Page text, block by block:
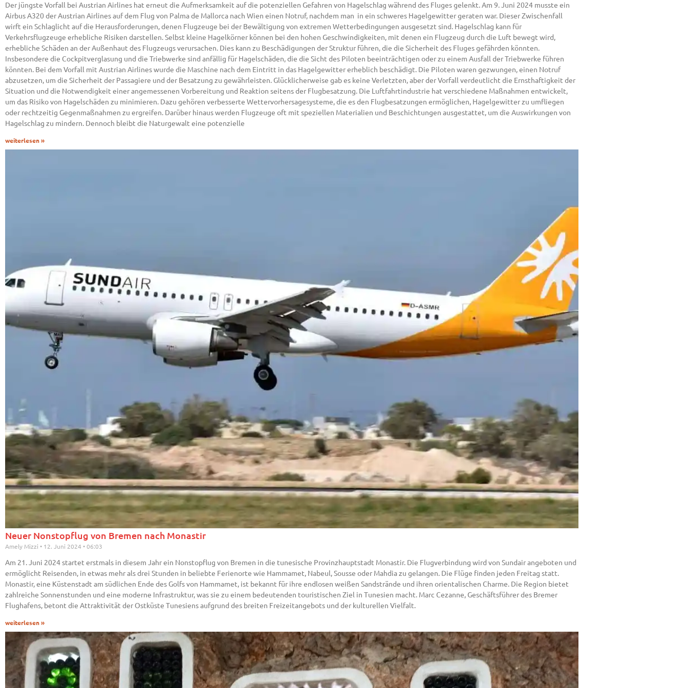
Der jüngste Vorfall bei Austrian Airlines hat erneut die Aufmerksamkeit auf die potenziellen Gefahren von Hagelschlag während des Fluges gelenkt. Am 9. Juni 2024 musste ein
Airbus A320 der Austrian Airlines auf dem Flug von Palma de Mallorca nach Wien einen Notruf, nachdem man in ein schweres Hagelgewitter geraten war. Dieser Zwischenfall
wirft ein Schlaglicht auf die Herausforderungen, denen Flugzeuge bei der Bewältigung von extremen Wetterbedingungen ausgesetzt sind. Hagelschlag kann für
Verkehrsflugzeuge erhebliche Risiken darstellen. Selbst kleine Hagelkörner können bei den hohen Geschwindigkeiten, mit denen ein Flugzeug durch die Luft bewegt wird,
erhebliche Schäden an der Außenhaut des Flugzeugs verursachen. Dies kann zu Beschädigungen der Struktur führen, die die Sicherheit des Fluges gefährden könnten.
Insbesondere die Cockpitverglasung und die Triebwerke sind anfällig für Hagelschäden, die die Sicht des Piloten beeinträchtigen oder zu einem Ausfall der Triebwerke führen
könnten. Bei dem Vorfall mit Austrian Airlines wurde die Maschine nach dem Eintritt in das Hagelgewitter erheblich beschädigt. Die Piloten waren gezwungen, einen Notruf
abzusetzen, um die Sicherheit der Passagiere und der Besatzung zu gewährleisten. Glücklicherweise gab es keine Verletzten, aber der Vorfall verdeutlicht die Ernsthaftigkeit der
Situation und die Notwendigkeit einer angemessenen Vorbereitung und Reaktion seitens der Flugbesatzung. Die Luftfahrtindustrie hat verschiedene Maßnahmen entwickelt,
um das Risiko von Hagelschäden zu minimieren. Dazu gehören verbesserte Wettervorhersagesysteme, die es den Flugbesatzungen ermöglichen, Hagelgewitter zu umfliegen
oder rechtzeitig Gegenmaßnahmen zu ergreifen. Darüber hinaus werden Flugzeuge oft mit speziellen Materialien und Beschichtungen ausgestattet, um die Auswirkungen von
Hagelschlag zu mindern. Dennoch bleibt die Naturgewalt eine potenzielle
weiterlesen »
Neuer Nonstopflug von Bremen nach Monastir
Amely Mizzi 12. Juni 2024 06:03
Am 21. Juni 2024 startet erstmals in diesem Jahr ein Nonstopflug von Bremen in die tunesische Provinzhauptstadt Monastir. Die Flugverbindung wird von Sundair angeboten und
ermöglicht Reisenden, in etwas mehr als drei Stunden in beliebte Ferienorte wie Hammamet, Nabeul, Sousse oder Mahdia zu gelangen. Die Flüge finden jeden Freitag statt.
Monastir, eine Küstenstadt am südlichen Ende des Golfs von Hammamet, ist bekannt für ihre endlosen weißen Sandstrände und ihren orientalischen Charme. Die Region bietet
zahlreiche Sonnenstunden und eine moderne Infrastruktur, was sie zu einem bedeutenden touristischen Ziel in Tunesien macht. Marc Cezanne, Geschäftsführer des Bremer
Flughafens, betont die Attraktivität der Ostküste Tunesiens aufgrund des breiten Freizeitangebots und der kulturellen Vielfalt.
weiterlesen »